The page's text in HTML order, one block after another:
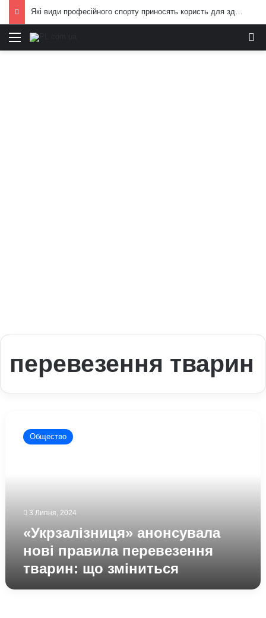
Які види професійного спорту приносять користь для здоров’я: поради експертів
Меню
перевезення тварин
анонсувала
Общество
3 Липня, 2024
«Укрзалізниця» анонсувала
нові правила перевезення
тварин: що зміниться